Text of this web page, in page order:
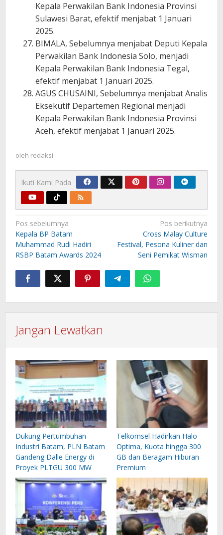
Kepala Perwakilan Bank Indonesia Provinsi
Sulawesi Barat, efektif menjabat 1 Januari
2025.
BIMALA, Sebelumnya menjabat Deputi Kepala
Perwakilan Bank Indonesia Solo, menjadi
Kepala Perwakilan Bank Indonesia Tegal,
efektif menjabat 1 Januari 2025.
AGUS CHUSAINI, Sebelumnya menjabat Analis
Eksekutif Departemen Regional menjadi
Kepala Perwakilan Bank Indonesia Provinsi
Aceh, efektif menjabat 1 Januari 2025.
oleh redaksi
Ikuti Kami Pada
Navigasi
pos
Pos sebelumnya
Kepala BP Batam
Muhammad Rudi Hadiri
RSBP Batam Awards 2024
Pos berikutnya
Cross Malay Culture
Festival, Pesona Kuliner dan
Seni Pemikat Wisman
Jangan Lewatkan
Dukung Pertumbuhan
Industri Batam, PLN Batam
Gandeng Dalle Energy di
Proyek PLTGU 300 MW
Telkomsel Hadirkan Halo
Optima, Kuota hingga 300
GB dan Beragam Hiburan
Premium